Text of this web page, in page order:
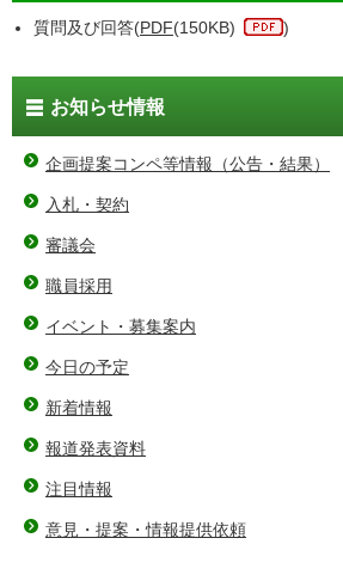
質問及び回答(PDF(150KB) )
お知らせ情報
企画提案コンペ等情報（公告・結果）
入札・契約
審議会
職員採用
イベント・募集案内
今日の予定
新着情報
報道発表資料
注目情報
意見・提案・情報提供依頼